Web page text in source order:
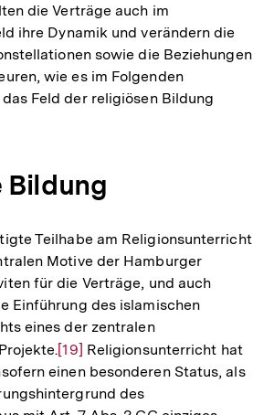
die Verträge auch im
ihre Dynamik und verändern die
sowie die Beziehungen
wie es im Folgenden
Feld der religiösen Bildung
Bildung
Teilhabe am Religionsunterricht
Motive der Hamburger
für die Verträge, und auch
Einführung des islamischen
eines der zentralen
Zur
Auflösung
der
[19] Religionsunterricht hat
einen besonderen Status, als
des